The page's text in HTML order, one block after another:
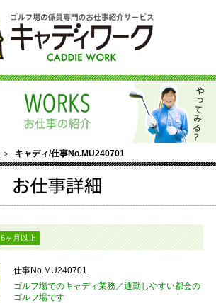
＞ キャディ/仕事No.MU240701
6ヶ月以上
仕事No.MU240701
ゴルフ場でのキャディ業務／通勤しやすい都会の
ゴルフ場です